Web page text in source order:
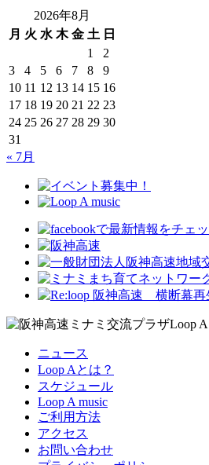
2026年8月
月 火 水 木 金 土 日
1
2
3
4 5 6 7 8
9
10 11 12 13 14 15 16
17 18 19 20 21 22 23
24 25 26 27 28 29 30
31
« 7月
ニュース
Loop Aとは？
スケジュール
Loop A music
ご利用方法
アクセス
お問い合わせ